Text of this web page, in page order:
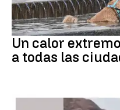
Calor extremo
Un calor
a todas las